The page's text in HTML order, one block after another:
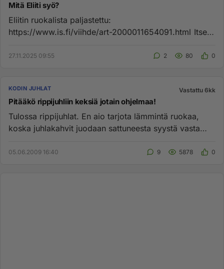
Mitä Eliiti syö?
Eliitin ruokalista paljastettu:
https://www.is.fi/viihde/art-2000011654091.html Itselle
27.11.2025 09:55 2 80 0
KODIN JUHLAT Vastattu 6kk
Pitääkö rippijuhliin keksiä jotain ohjelmaa!
Tulossa rippijuhlat. En aio tarjota lämmintä ruokaa,
koska juhlakahvit juodaan sattuneesta syystä vasta
05.06.2009 16:40 9 5878 0